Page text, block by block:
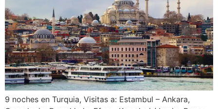
9 noches en Turquia, Visitas a: Estambul – Ankara,